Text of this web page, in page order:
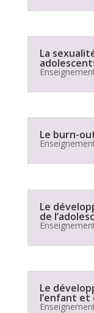
La
Le burn-
Le
de
Le
l’enfant et